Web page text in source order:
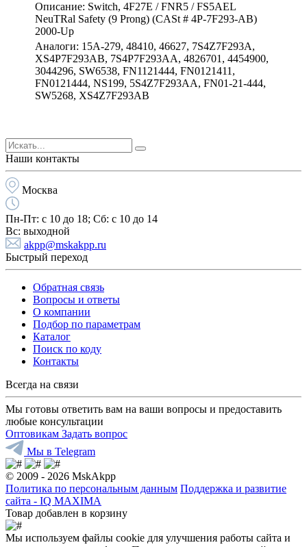
Описание: Switch, 4F27E / FNR5 / FS5AEL
NeuTRal Safety (9 Prong) (CASt # 4P-7F293-AB)
2000-Up
Аналоги: 15A-279, 48410, 46627, 7S4Z7F293A,
XS4P7F293AB, 7S4P7F293AA, 4826701, 4454900,
3044296, SW6538, FN1121444, FN0121411,
FN0121444, NS199, 5S4Z7F293AA, FN01-21-444,
SW5268, XS4Z7F293AB
Наши контакты
Москва
Пн-Пт: с 10 до 18; Cб: с 10 до 14
Вс: выходной
akpp@mskakpp.ru
Быстрый переход
Обратная связь
Вопросы и ответы
О компании
Подбор по параметрам
Каталог
Поиск по коду
Контакты
Всегда на связи
Мы готовы ответить вам на ваши вопросы и предоставить
любые консультации
Оптовикам Задать вопрос
Мы в Telegram
© 2009 - 2026 MskAkpp
Политика по персональным данным Поддержка и развитие
сайта - IQ MAXIMA
Товар добавлен в корзину
Мы используем файлы cookie для улучшения работы сайта и